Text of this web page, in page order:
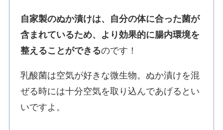
自家製のぬか漬けは、自分の体に合った菌が
含まれているため、より効果的に腸内環境を
整えることができるのです！
乳酸菌は空気が好きな微生物。ぬか漬けを混
ぜる時には十分空気を取り込んであげるとい
いですよ。